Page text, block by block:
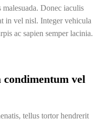
Donec iaculis
in vel nisl. Integer vehicula
ac sapien semper lacinia.
condimentum vel
tellus tortor hendrerit